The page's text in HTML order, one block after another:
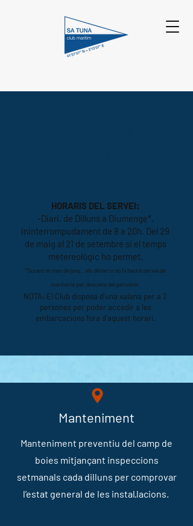
HORARIS DEL SERVEI:
-Diari, de Dilluns a Diumenge*,
ininterrompudament de 8 a 20h. Del 29
de maig al 21 de setembre si el temps
metereològic ho permet.
*Durant el mes de juny , els dimarts no hi haurà servei de
marineria per descans del personal.
NOTA: El Club disposa d’una xalana per a 2
persones per poder accedir a les
embarcacions fora d’aquest horari.
Manteniment
Manteniment preventiu del camp de
boies mitjançant inspeccions
setmanals cada dilluns per comprovar
l’estat general de les instal·lacions.